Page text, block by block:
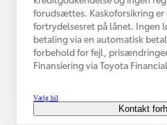
forudsættes. Kaskoforsikring
fortrydelsesret på lånet. Ingen
betaling via en automatisk
forbehold for fejl,
Finansiering via Toyota
Vælg bil
Kontakt